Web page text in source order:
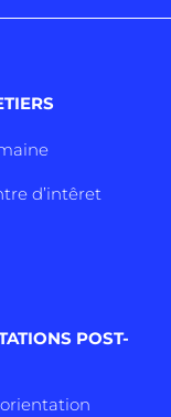
d’intêret
POST-